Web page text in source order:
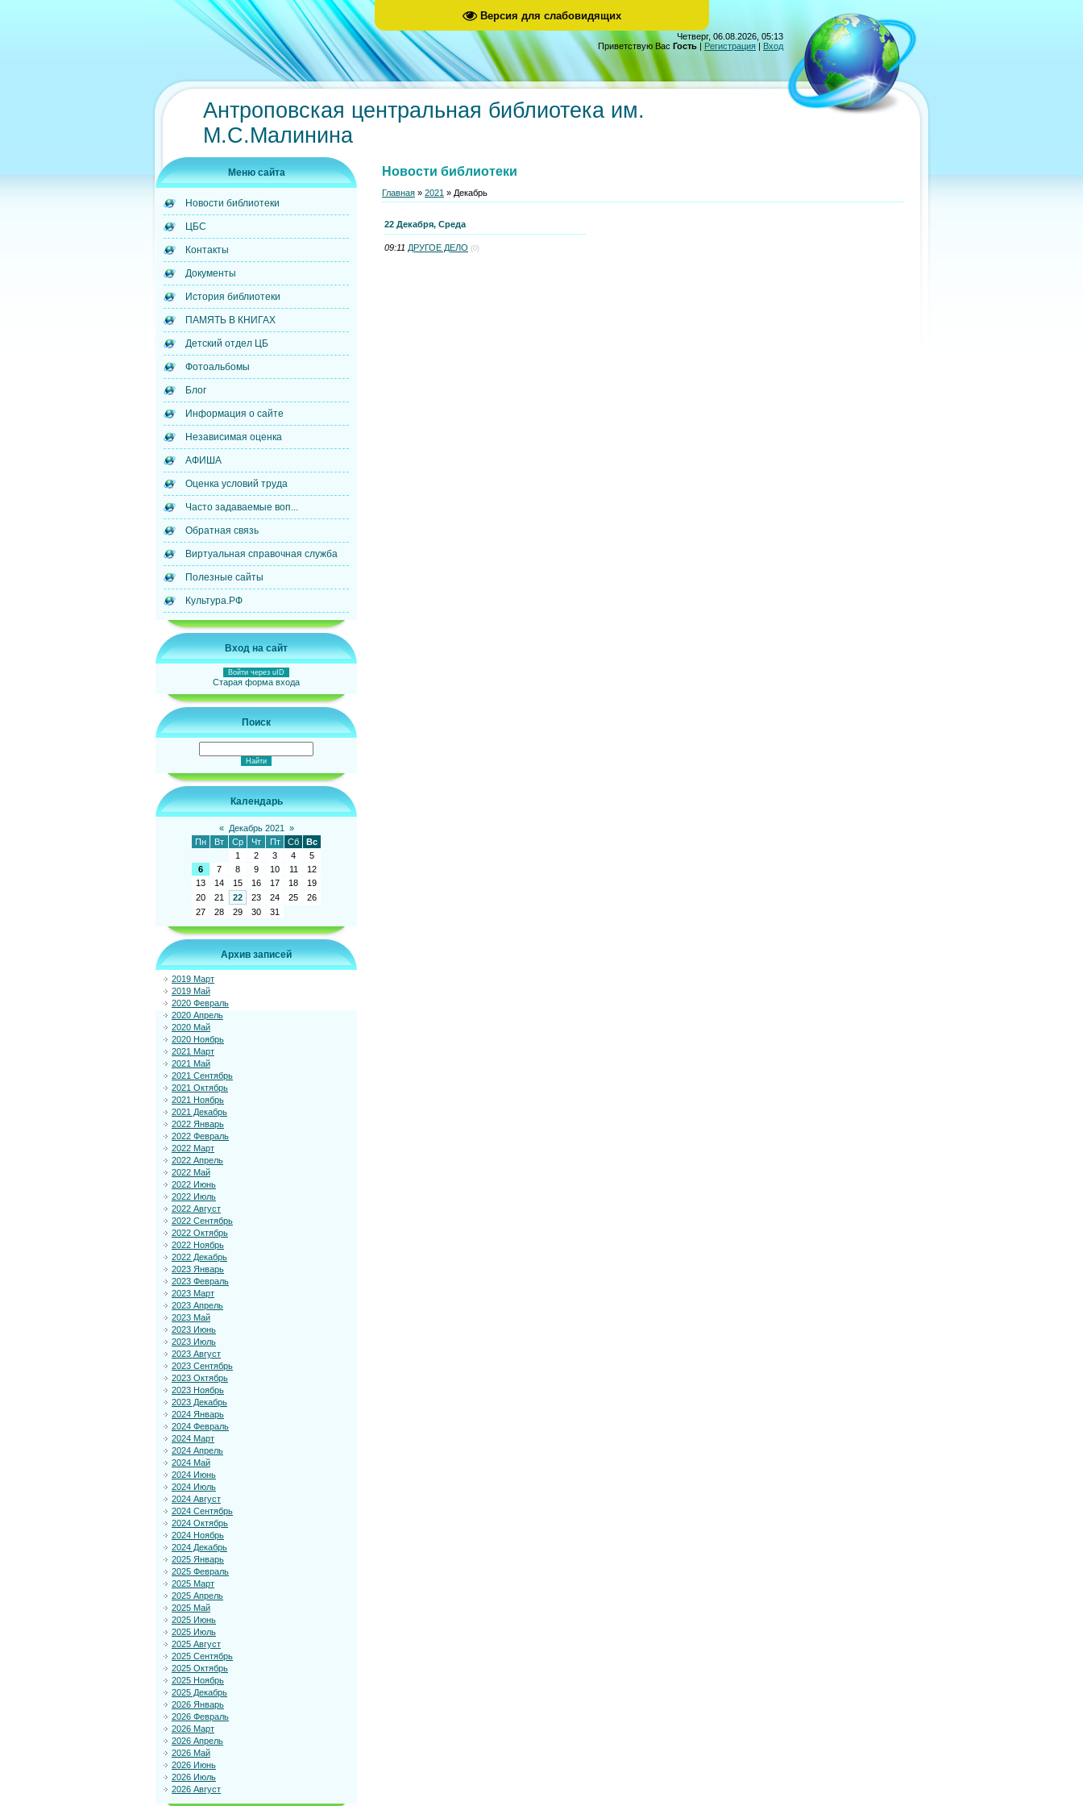
Версия для слабовидящих
Четверг, 06.08.2026, 05:13
Приветствую Вас Гость | Регистрация | Вход
Антроповская центральная библиотека им.
М.С.Малинина
Меню сайта
Новости библиотеки
ЦБС
Контакты
Документы
История библиотеки
ПАМЯТЬ В КНИГАХ
Детский отдел ЦБ
Фотоальбомы
Блог
Информация о сайте
Независимая оценка
АФИША
Оценка условий труда
Часто задаваемые воп...
Обратная связь
Виртуальная справочная служба
Полезные сайты
Культура.РФ
Вход на сайт
Войти через uID
Старая форма входа
Поиск
Календарь
« Декабрь 2021
»
Пн
Вт Ср Чт Пт Сб
Вс
1
2 3 4
5
6
7 8 9 10 11
12
13
14 15 16 17 18
19
20
21 22 23 24 25
26
27
28 29 30 31
Архив записей
2019 Март
2019 Май
2020 Февраль
2020 Апрель
2020 Май
2020 Ноябрь
2021 Март
2021 Май
2021 Сентябрь
2021 Октябрь
2021 Ноябрь
2021 Декабрь
2022 Январь
2022 Февраль
2022 Март
2022 Апрель
2022 Май
2022 Июнь
2022 Июль
2022 Август
2022 Сентябрь
2022 Октябрь
2022 Ноябрь
2022 Декабрь
2023 Январь
2023 Февраль
2023 Март
2023 Апрель
2023 Май
2023 Июнь
2023 Июль
2023 Август
2023 Сентябрь
2023 Октябрь
2023 Ноябрь
2023 Декабрь
2024 Январь
2024 Февраль
2024 Март
2024 Апрель
2024 Май
2024 Июнь
2024 Июль
2024 Август
2024 Сентябрь
2024 Октябрь
2024 Ноябрь
2024 Декабрь
2025 Январь
2025 Февраль
2025 Март
2025 Апрель
2025 Май
2025 Июнь
2025 Июль
2025 Август
2025 Сентябрь
2025 Октябрь
2025 Ноябрь
2025 Декабрь
2026 Январь
2026 Февраль
2026 Март
2026 Апрель
2026 Май
2026 Июнь
2026 Июль
2026 Август
Новости библиотеки
Главная » 2021 » Декабрь
22 Декабря, Среда
09:11 ДРУГОЕ ДЕЛО (0)